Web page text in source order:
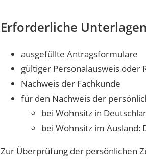
Erforderliche Unterlagen
ausgefüllte Antragsformulare
gültiger Personalausweis oder
Nachweis der Fachkunde
für den Nachweis der
bei Wohnsitz in
bei Wohnsitz im
Zur Überprüfung der persönlichen